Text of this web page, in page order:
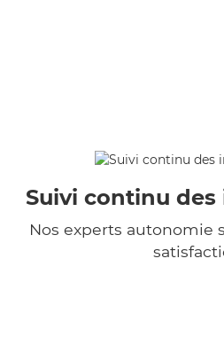
Suivi continu
Nos experts autonomie